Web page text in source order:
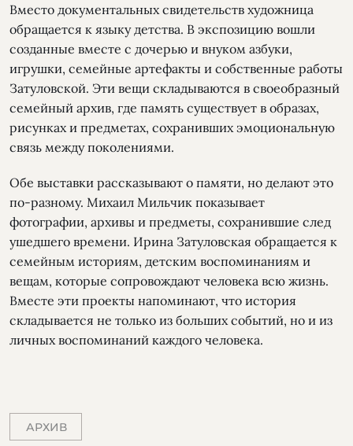
Вместо документальных свидетельств художница
обращается к языку детства. В экспозицию вошли
созданные вместе с дочерью и внуком азбуки,
игрушки, семейные артефакты и собственные работы
Затуловской. Эти вещи складываются в своеобразный
семейный архив, где память существует в образах,
рисунках и предметах, сохранивших эмоциональную
связь между поколениями.
Обе выставки рассказывают о памяти, но делают это
по-разному. Михаил Мильчик показывает
фотографии, архивы и предметы, сохранившие след
ушедшего времени. Ирина Затуловская обращается к
семейным историям, детским воспоминаниям и
вещам, которые сопровождают человека всю жизнь.
Вместе эти проекты напоминают, что история
складывается не только из больших событий, но и из
личных воспоминаний каждого человека.
АРХИВ